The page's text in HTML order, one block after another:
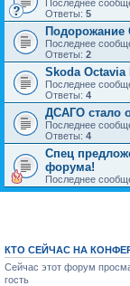
Последнее
Ответы: 5
Подорожание
Последнее
Ответы: 2
Skoda Octavia
Последнее
Ответы: 4
ДСАГО стало
Последнее
Ответы: 4
Спец
форума!
Последнее
КТО СЕЙЧАС НА
Сейчас этот форум
гость